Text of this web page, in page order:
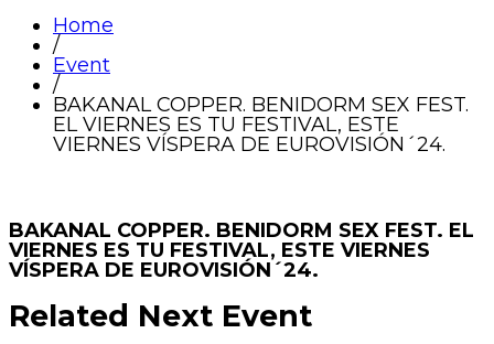
Home
/
Event
/
BAKANAL COPPER. BENIDORM SEX FEST.
EL VIERNES ES TU FESTIVAL, ESTE
VIERNES VÍSPERA DE EUROVISIÓN´24.
BAKANAL COPPER. BENIDORM SEX FEST. EL
VIERNES ES TU FESTIVAL, ESTE VIERNES
VÍSPERA DE EUROVISIÓN´24.
Related Next Event